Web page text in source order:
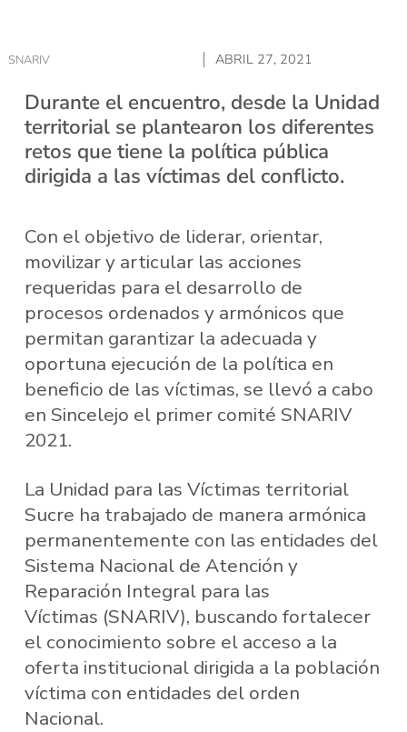
SNARIV ABRIL 27, 2021
Durante el encuentro, desde la Unidad
territorial se plantearon los diferentes
retos que tiene la política pública
dirigida a las víctimas del conflicto.
Con el objetivo de liderar, orientar,
movilizar y articular las acciones
requeridas para el desarrollo de
procesos ordenados y armónicos que
permitan garantizar la adecuada y
oportuna ejecución de la política en
beneficio de las víctimas, se llevó a cabo
en Sincelejo el primer comité SNARIV
2021.
La Unidad para las Víctimas territorial
Sucre ha trabajado de manera armónica
permanentemente con las entidades del
Sistema Nacional de Atención y
Reparación Integral para las
Víctimas (SNARIV), buscando fortalecer
el conocimiento sobre el acceso a la
oferta institucional dirigida a la población
víctima con entidades del orden
Nacional.